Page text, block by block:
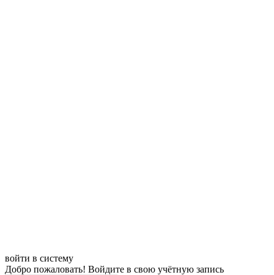
войти в систему
Добро пожаловать! Войдите в свою учётную запись